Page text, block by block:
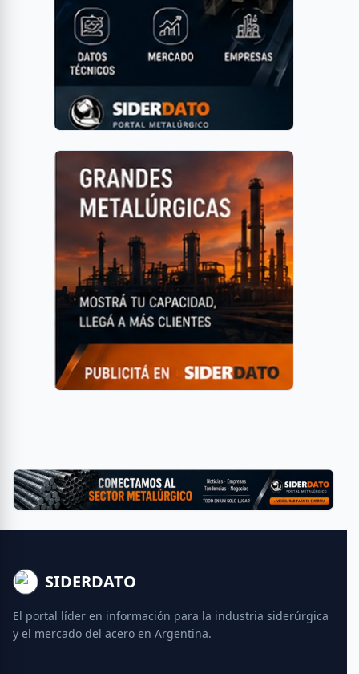
SIDERDATO
El portal líder en información para la industria siderúrgica
y el mercado del acero en Argentina.